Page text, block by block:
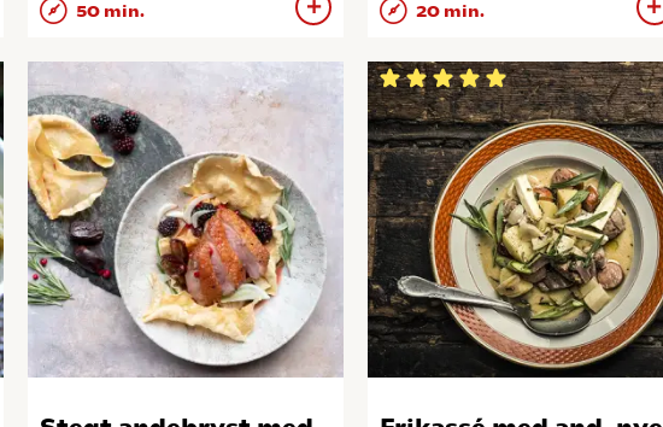
50 min. 20 min.